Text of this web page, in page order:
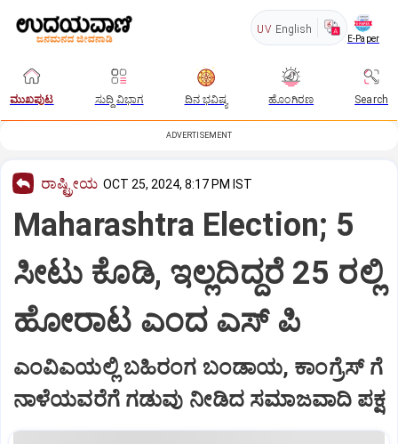
UV English
E-Paper
ಮುಖಪುಟ ಸುದ್ದಿ ವಿಭಾಗ ದಿನ ಭವಿಷ್ಯ ಹೊಂಗಿರಣ Search
ADVERTISEMENT
ರಾಷ್ಟ್ರೀಯ OCT 25, 2024, 8:17 PM IST
Maharashtra Election; 5
ಸೀಟು ಕೊಡಿ, ಇಲ್ಲದಿದ್ದರೆ 25 ರಲ್ಲಿ
ಹೋರಾಟ ಎಂದ ಎಸ್ ಪಿ
ಎಂವಿಎಯಲ್ಲಿ ಬಹಿರಂಗ ಬಂಡಾಯ, ಕಾಂಗ್ರೆಸ್ ಗೆ
ನಾಳೆಯವರೆಗೆ ಗಡುವು ನೀಡಿದ ಸಮಾಜವಾದಿ ಪಕ್ಷ